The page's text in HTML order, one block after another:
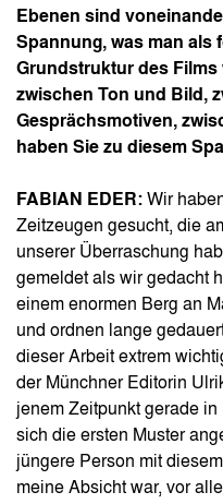
Ebenen sind
Spannung, was man als
Grundstruktur des Films
zwischen Ton und Bild,
Gesprächsmotiven,
haben Sie zu diesem
FABIAN EDER: Wir
Zeitzeugen gesucht, die
unserer Überraschung
gemeldet als wir gedacht
einem enormen Berg an
und ordnen lange
dieser Arbeit extrem
der Münchner Editorin
jenem Zeitpunkt gerade
sich die ersten Muster
jüngere Person mit
meine Absicht war, vor